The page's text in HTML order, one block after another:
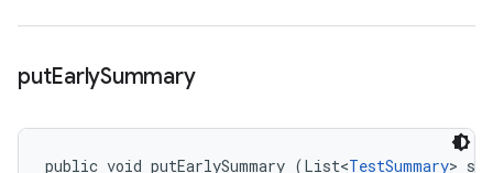
putEarlySummary
public void putEarlySummary (List<TestSummary>